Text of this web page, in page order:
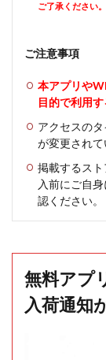
ご了承ください。
ご注意事項
本アプリや
目的で利用
アクセスの
が変更されて
掲載するス
入前にご自
認ください。
無料アプ
入荷通知